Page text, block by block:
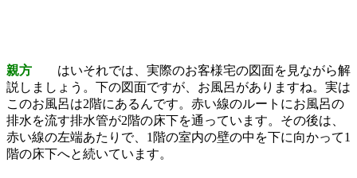
親方
はいそれでは、実際のお客様宅の図面を見ながら解
説しましょう。下の図面ですが、お風呂がありますね。実は
このお風呂は2階にあるんです。赤い線のルートにお風呂の
排水を流す排水管が2階の床下を通っています。その後は、
赤い線の左端あたりで、1階の室内の壁の中を下に向かって1
階の床下へと続いています。